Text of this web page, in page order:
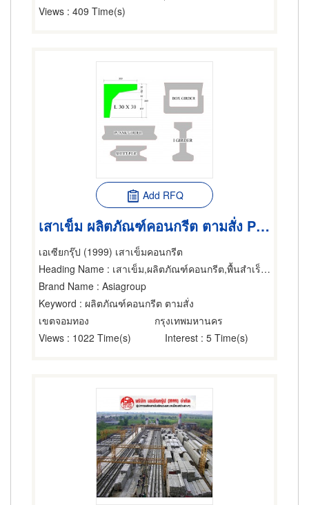
Views : 409 Time(s)
Add RFQ
เสาเข็ม ผลิตภัณฑ์คอนกรีต ตามสั่ง PLANK GIRDER, BOX GIRD
เอเซียกรุ๊ป (1999) เสาเข็มคอนกรีต
Heading Name : เสาเข็ม,ผลิตภัณฑ์คอนกรีต,พื้นสำเร็จรูป (คอนกรีตเสริมเหล็กและอัดแรง)
Brand Name : Asiagroup
Keyword : ผลิตภัณฑ์คอนกรีต ตามสั่ง
เขตจอมทอง
กรุงเทพมหานคร
Views : 1022 Time(s) Interest : 5 Time(s)